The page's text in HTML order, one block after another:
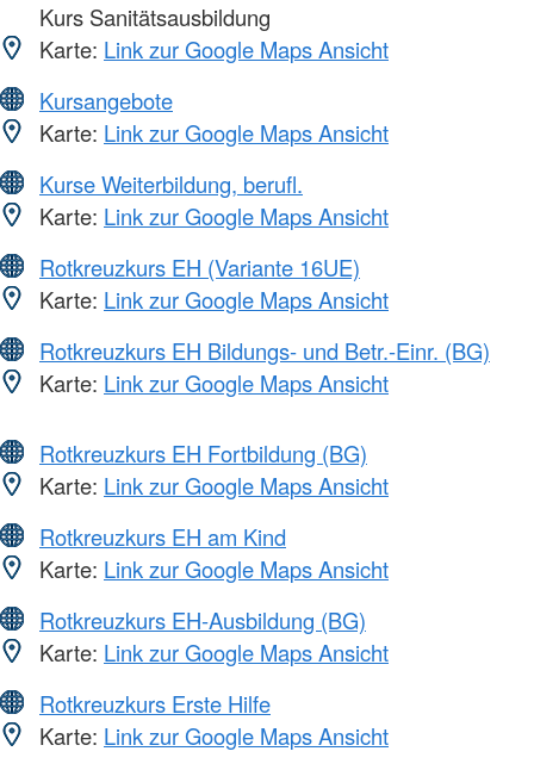
Kurs Sanitätsausbildung
Karte: Link zur Google Maps Ansicht
Kursangebote
Karte: Link zur Google Maps Ansicht
Kurse Weiterbildung, berufl.
Karte: Link zur Google Maps Ansicht
Rotkreuzkurs EH (Variante 16UE)
Karte: Link zur Google Maps Ansicht
Rotkreuzkurs EH Bildungs- und Betr.-Einr. (BG)
Karte: Link zur Google Maps Ansicht
Rotkreuzkurs EH Fortbildung (BG)
Karte: Link zur Google Maps Ansicht
Rotkreuzkurs EH am Kind
Karte: Link zur Google Maps Ansicht
Rotkreuzkurs EH-Ausbildung (BG)
Karte: Link zur Google Maps Ansicht
Rotkreuzkurs Erste Hilfe
Karte: Link zur Google Maps Ansicht